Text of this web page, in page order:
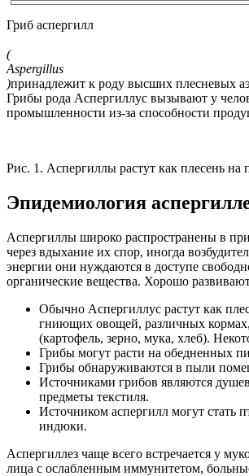
Гриб аспергилл
(
Aspergillus
)принадлежит к роду высших плесневых
Грибы рода Аспергиллус вызывают у
промышленности из-за способности
Рис. 1. Аспергиллы растут как плесень на
Эпидемиология
Аспергиллы широко распространены в
через вдыхание их спор, иногда
энергии они нуждаются в доступе
органические вещества. Хорошо
Обычно Аспергиллус растут как
гниющих овощей, различных кормах,
(картофель, зерно, мука, хлеб).
Грибы могут расти на обедненных
Грибы обнаруживаются в пыли
Источниками грибов являются
предметы текстиля.
Источником аспергилл могут стать
индюки.
Аспергиллез чаще всего встречается у
лица с ослабленным иммунитетом,